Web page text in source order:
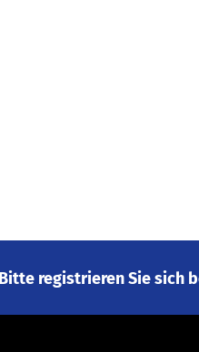
registrieren Sie sich